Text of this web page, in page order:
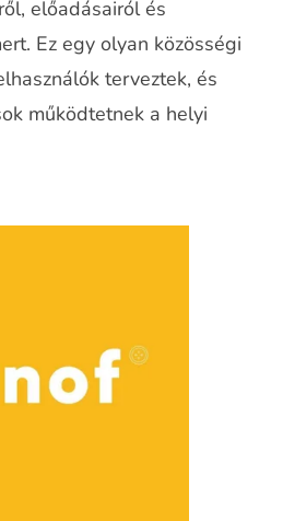
előadásairól és
Ez egy olyan közösségi
terveztek, és
működtetnek a helyi